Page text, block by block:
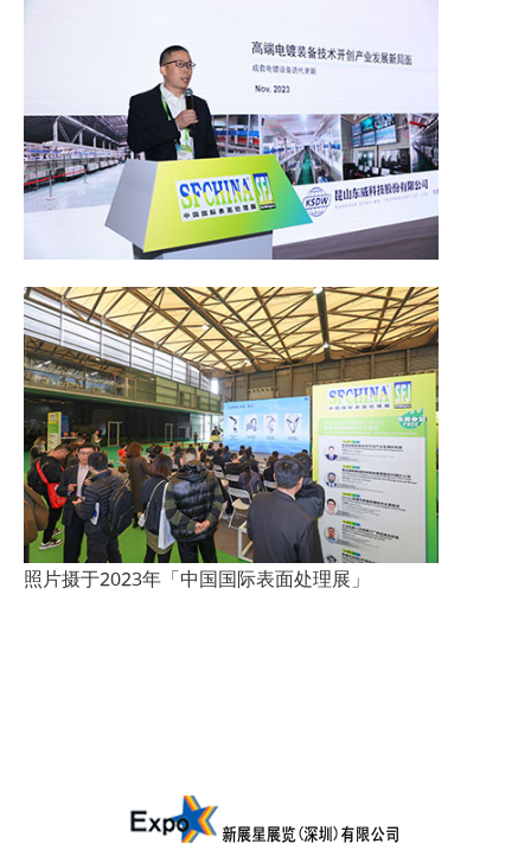
照片摄于2023年「中国国际表面处理展」